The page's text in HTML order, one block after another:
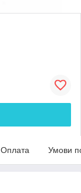
Оплата Умови